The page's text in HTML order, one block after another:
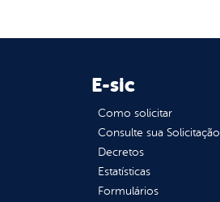
E-sic
Como solicitar
Consulte sua Solicitação
Decretos
Estatísticas
Formulários